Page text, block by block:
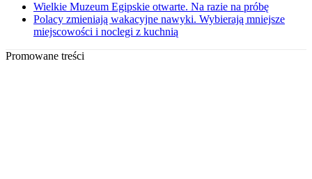
Wielkie Muzeum Egipskie otwarte. Na razie na próbę
Polacy zmieniają wakacyjne nawyki. Wybierają mniejsze
miejscowości i noclegi z kuchnią
Promowane treści